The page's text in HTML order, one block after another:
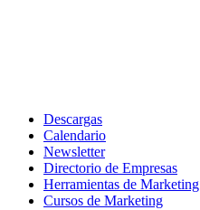
Descargas
Calendario
Newsletter
Directorio de Empresas
Herramientas de Marketing
Cursos de Marketing